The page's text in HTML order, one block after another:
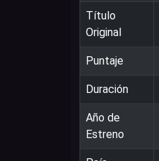
Título
Original
Puntaje
Duración
Año de
Estreno